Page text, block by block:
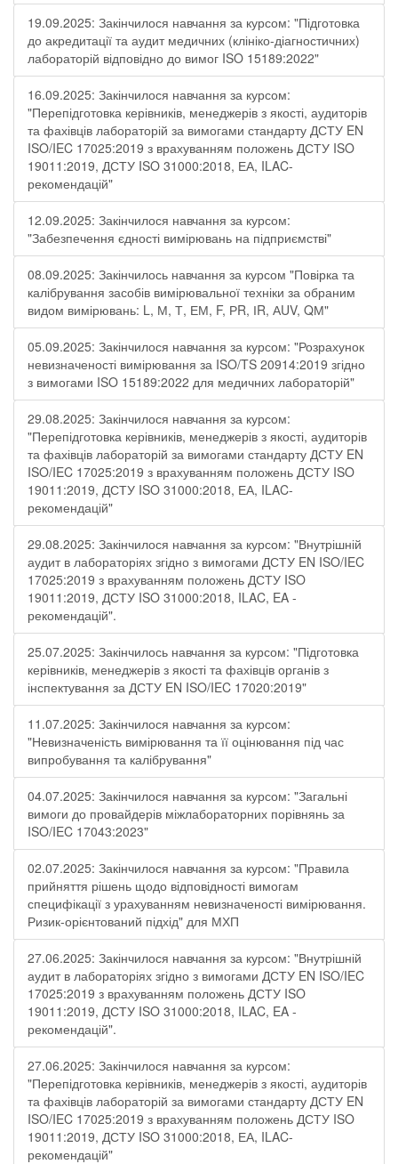
19.09.2025: Закінчилося навчання за курсом: "Підготовка
до акредитації та аудит медичних (клініко-діагностичних)
лабораторій відповідно до вимог ISO 15189:2022"
16.09.2025: Закінчилося навчання за курсом:
"Перепідготовка керівників, менеджерів з якості, аудиторів
та фахівців лабораторій за вимогами стандарту ДСТУ EN
ISO/IEC 17025:2019 з врахуванням положень ДСТУ ISO
19011:2019, ДСТУ ISO 31000:2018, ЕА, ILAC-
рекомендацій"
12.09.2025: Закінчилося навчання за курсом:
"Забезпечення єдності вимірювань на підприємстві"
08.09.2025: Закінчилось навчання за курсом "Повірка та
калібрування засобів вимірювальної техніки за обраним
видом вимірювань: L, М, Т, ЕМ, F, РR, ІR, АUV, QМ"
05.09.2025: Закінчилося навчання за курсом: "Розрахунок
невизначеності вимірювання за ISO/TS 20914:2019 згідно
з вимогами ISO 15189:2022 для медичних лабораторій"
29.08.2025: Закінчилося навчання за курсом:
"Перепідготовка керівників, менеджерів з якості, аудиторів
та фахівців лабораторій за вимогами стандарту ДСТУ EN
ISO/IEC 17025:2019 з врахуванням положень ДСТУ ISO
19011:2019, ДСТУ ISO 31000:2018, ЕА, ILAC-
рекомендацій"
29.08.2025: Закінчилося навчання за курсом: "Внутрішній
аудит в лабораторіях згідно з вимогами ДСТУ EN ISO/IEC
17025:2019 з врахуванням положень ДСТУ ISO
19011:2019, ДСТУ ISO 31000:2018, ILAC, EA -
рекомендацій".
25.07.2025: Закінчилось навчання за курсом: "Підготовка
керівників, менеджерів з якості та фахівців органів з
інспектування за ДСТУ EN ISO/IEC 17020:2019"
11.07.2025: Закінчилося навчання за курсом:
"Невизначеність вимірювання та її оцінювання під час
випробування та калібрування"
04.07.2025: Закінчилося навчання за курсом: "Загальні
вимоги до провайдерів міжлабораторних порівнянь за
ISO/IEC 17043:2023"
02.07.2025: Закінчилося навчання за курсом: "Правила
прийняття рішень щодо відповідності вимогам
специфікації з урахуванням невизначеності вимірювання.
Ризик-орієнтований підхід" для МХП
27.06.2025: Закінчилося навчання за курсом: "Внутрішній
аудит в лабораторіях згідно з вимогами ДСТУ EN ISO/IEC
17025:2019 з врахуванням положень ДСТУ ISO
19011:2019, ДСТУ ISO 31000:2018, ILAC, EA -
рекомендацій".
27.06.2025: Закінчилося навчання за курсом:
"Перепідготовка керівників, менеджерів з якості, аудиторів
та фахівців лабораторій за вимогами стандарту ДСТУ EN
ISO/IEC 17025:2019 з врахуванням положень ДСТУ ISO
19011:2019, ДСТУ ISO 31000:2018, ЕА, ILAC-
рекомендацій"